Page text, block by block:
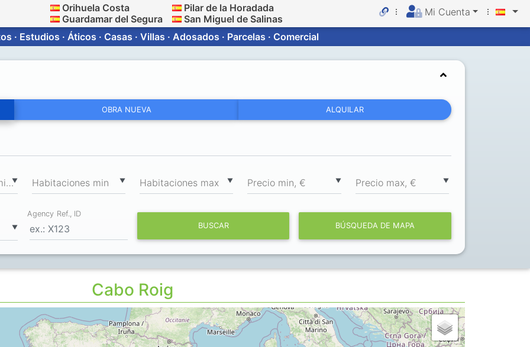
Orihuela Costa
Guardamar del Segura
Pilar de la Horadada
San Miguel de Salinas
Mi Cuenta
· Estudios · Áticos · Casas · Villas · Adosados · Parcelas · Comercial
OBRA NUEVA ALQUILAR
▼
Superficie total min, m ▼
Habitaciones min ▼
Habitaciones max ▼
Precio min, € ▼
Precio max, €
▼
Agency Ref., ID
BUSCAR
BÚSQUEDA DE MAPA
Cabo Roig